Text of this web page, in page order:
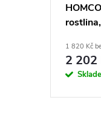
1 820 Kč
2 202